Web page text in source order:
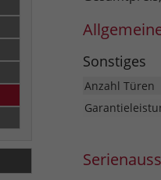
Sonstiges
Anzahl Türen